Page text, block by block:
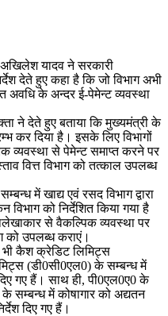
पेमेन्ट
व्यवस्था
लागू
—-
मुख्यमंत्री
यादव ने सरकारी
देते हुए कहा है कि जो विभाग अभी
अवधि के अन्दर ई-पेमेन्ट व्यवस्था
ने देते हुए बताया कि मुख्यमंत्री के
कर दिया है। इसके लिए विभागों
व्यवस्था से पेमेन्ट समाप्त करने पर
वित्त विभाग को तत्काल उपलब्ध
में खाद्य एवं रसद विभाग द्वारा
को निर्देशित किया गया है
से वैकल्पिक व्यवस्था पर
को उपलब्ध कराएं।
भी कैश क्रेडिट लिमिट्स
(डी0सी0एल0) के सम्बन्ध में
गए हैं। साथ ही, पी0एल0ए0 के
सम्बन्ध में कोषागार को अद्यतन
दिए गए हैं।